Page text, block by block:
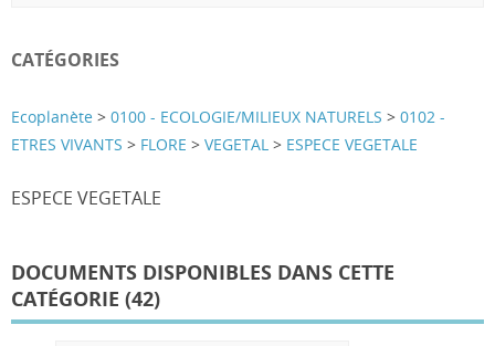
CATÉGORIES
Ecoplanète > 0100 - ECOLOGIE/MILIEUX NATURELS > 0102 -
ETRES VIVANTS > FLORE > VEGETAL > ESPECE VEGETALE
ESPECE VEGETALE
DOCUMENTS DISPONIBLES DANS CETTE
CATÉGORIE (42)